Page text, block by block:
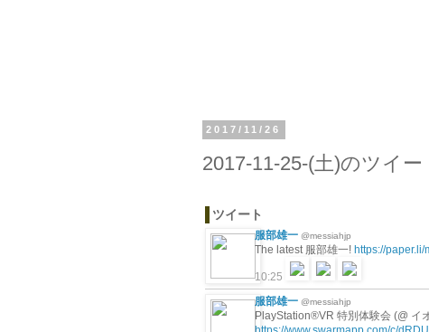
2017/11/26
2017-11-25-(土)のツイー
ツイート
服部雄一 @messiahjp
The latest 服部雄一! https://
10:25
服部雄一 @messiahjp
PlayStation®VR 特別体験会 (@ イ